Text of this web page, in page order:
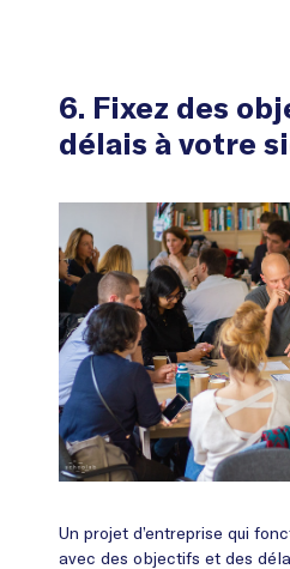
6. Fixez des
délais à votre
Un projet d’entreprise qui
avec des objectifs et des